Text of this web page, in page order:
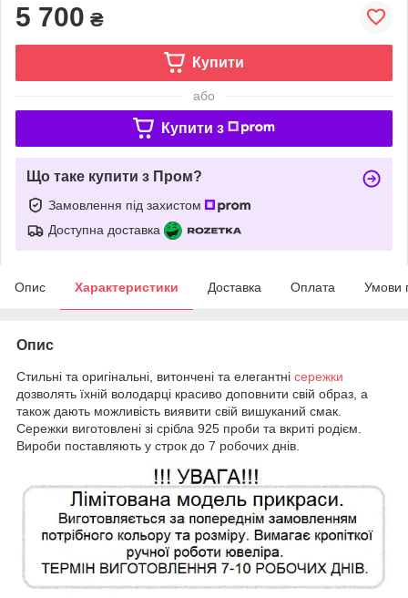
5 700 ₴
Купити
або
Купити з
Що таке купити з Пром?
Замовлення під захистом
Доступна доставка
Опис Характеристики Доставка Оплата Умови
Опис
Стильні та оригінальні, витончені та елегантні сережки
дозволять їхній володарці красиво доповнити свій образ, а
також дають можливість виявити свій вишуканий смак.
Сережки виготовлені зі срібла 925 проби та вкриті родієм.
Вироби поставляють у строк до 7 робочих днів.